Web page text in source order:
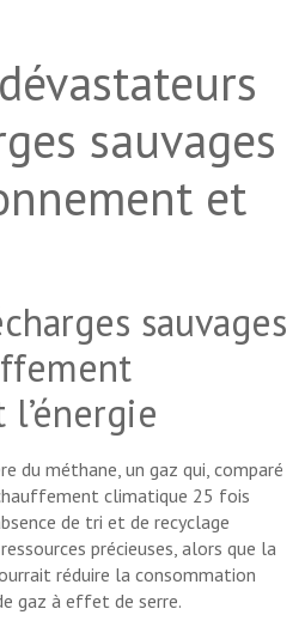
sauvages
et
sauvages
du méthane, un gaz qui, comparé
climatique 25 fois
de tri et de recyclage
précieuses, alors que la
réduire la consommation
gaz à effet de serre.